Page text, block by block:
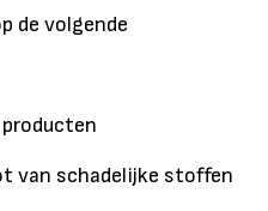
de volgende
van schadelijke stoffen